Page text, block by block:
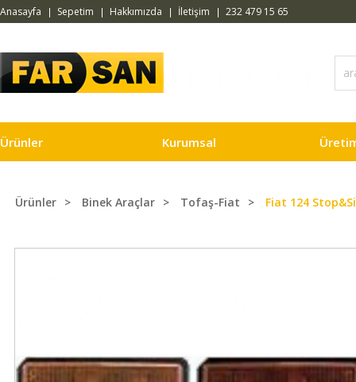
Anasayfa Sepetim Hakkımızda İletişim 232 479 15 65
Ürünler Kurumsal
Ürünler Binek Araçlar Tofaş-Fiat Fiat 124